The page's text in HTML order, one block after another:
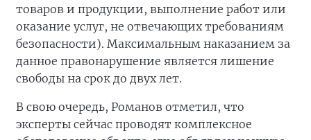
товаров и продукции, выполнение работ или
оказание услуг, не отвечающих требованиям
безопасности). Максимальным наказанием за
данное правонарушение является лишение
свободы на срок до двух лет.
В свою очередь, Романов отметил, что
эксперты сейчас проводят комплексное